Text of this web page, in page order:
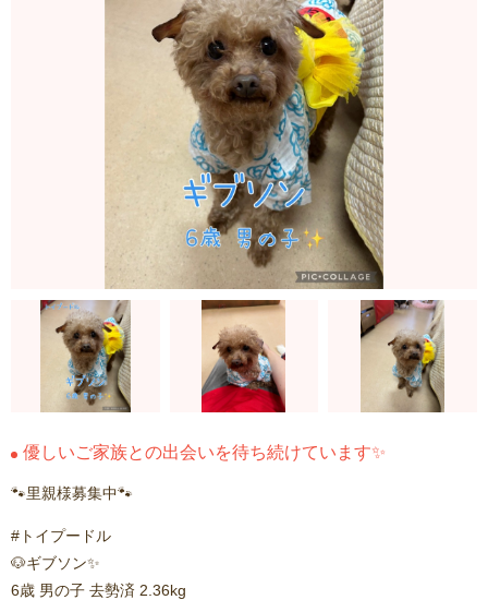
優しいご家族との出会いを待ち続けています✨
🐾里親様募集中🐾
#トイプードル
🐶ギブソン✨
6歳 男の子 去勢済 2.36kg